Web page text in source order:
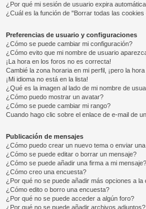
¿Por qué mi sesión de usuario expira
¿Cuál es la función de "Borrar todas las cookies
Preferencias de usuario y configuraciones
¿Cómo se puede cambiar mi configuración?
¿Cómo evito que mi nombre de usuario
¡La hora en los foros no es correcta!
Cambié la zona horaria en mi perfil, ¡pero la
¡Mi idioma no está en la lista!
¿Qué es la imagen al lado de mi nombre de
¿Cómo puedo mostrar un avatar?
¿Cómo se puede cambiar mi rango?
Cuando hago clic sobre el enlace de e-mail de
Publicación de mensajes
¿Cómo puedo crear un nuevo tema o enviar
¿Cómo se puede editar o borrar un mensaje?
¿Cómo se puede añadir una firma a mi mensaje?
¿Cómo creo una encuesta?
¿Por qué no se puede añadir más opciones a la
¿Cómo edito o borro una encuesta?
¿Por qué no se puede acceder a algún foro?
¿Por qué no se puede añadir archivos adjuntos?